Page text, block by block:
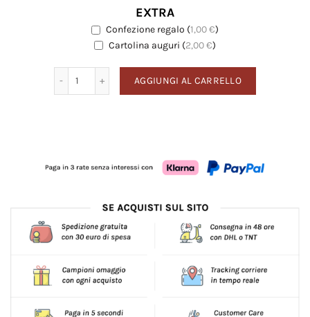
EXTRA
Confezione regalo (1,00€)
Cartolina auguri (2,00€)
AGGIUNGI AL CARRELLO